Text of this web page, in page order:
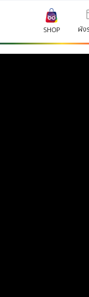
SHOP ผัง